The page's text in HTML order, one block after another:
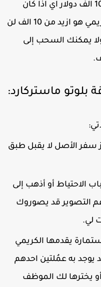
الأعلى لرصيد في البطاقة هو 10 الف دولار اي اذا كان
رصيدك في حسابك البنكي في الكريمي هو ازيد من 10 الف لن
يمكنك السحب إلى
ماستركارد:
الأصل لا يقبل طبق
أو أذهب إلى
التصوير قد يصوروك
يقدمها الكريمي
يوجد به عمُلتين احدهم
يخترها لك الموظف